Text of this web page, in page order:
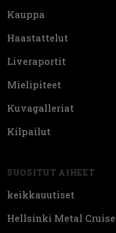
Kauppa
Haastattelut
Liveraportit
Mielipiteet
Kuvagalleriat
Kilpailut
SUOSITUT AIHEET
keikkauutiset
Hellsinki Metal Cruise